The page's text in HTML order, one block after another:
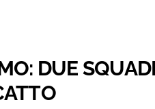
DUE